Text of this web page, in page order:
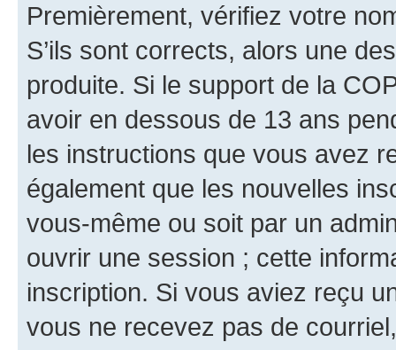
Premièrement, vérifiez votre
S’ils sont corrects, alors une
produite. Si le support de la
avoir en dessous de 13 ans
les instructions que vous avez
également que les nouvelles
vous-même ou soit par un
ouvrir une session ; cette
inscription. Si vous aviez reçu
vous ne recevez pas de